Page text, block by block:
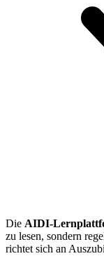
Die AIDI-
zu lesen, sondern
richtet sich an